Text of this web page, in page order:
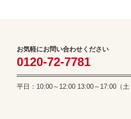
お気軽にお問い合わせください
0120-72-7781
平日：10:00～12:00 13:00～17:00（土